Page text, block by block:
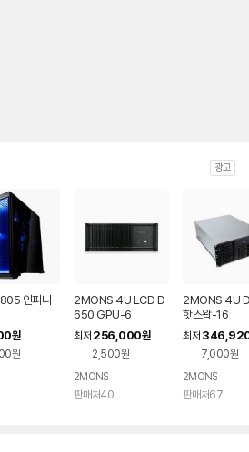
광고
인피니
원
원
2MONS 4U LCD D
650 GPU-6
최저 256,000원
2,500원
2MONS
판매처40
2MONS 4U
핫스왑-16
최저
7,000원
2MONS
판매처67